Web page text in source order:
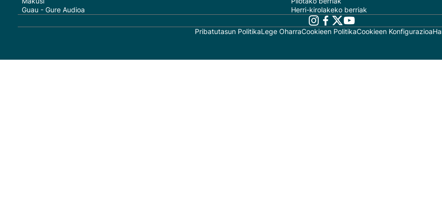
Guau - Gure Audioa
Herri-kirolakeko berriak
Pribatutasun PolitikaLege OharraCookieen PolitikaCookieen Konfigurazioa